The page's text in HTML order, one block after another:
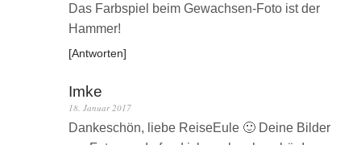
Das Farbspiel beim Gewachsen-Foto ist der
Hammer!
Antworten
Imke
18. Januar 2017
Dankeschön, liebe ReiseEule 🙂 Deine Bilder